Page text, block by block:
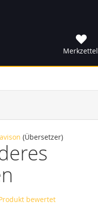
Merkzettel
(Übersetzer)
bewertet